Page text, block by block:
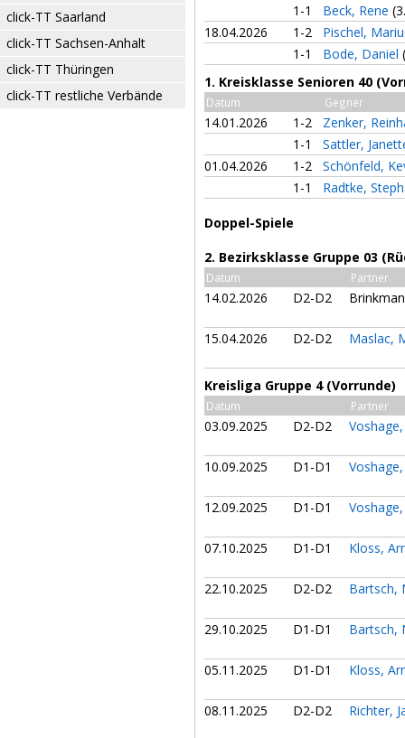
click-TT Saarland
click-TT Sachsen-Anhalt
click-TT Thüringen
click-TT restliche Verbände
1-1
Beck, Rene
18.04.2026
1-2
Pischel,
1-1
Bode, Daniel
1. Kreisklasse Senioren 40
Datum Gegner
14.01.2026 1-2
Zenker,
1-1
Sattler,
01.04.2026
1-2
Schönfeld,
1-1
Radtke,
Doppel-Spiele
2. Bezirksklasse Gruppe 03
Datum Partner
14.02.2026 D2-D2
15.04.2026 D2-D2 Maslac,
Kreisliga Gruppe 4 (Vorrunde)
Datum Partner
03.09.2025 D2-D2
10.09.2025 D1-D1
12.09.2025 D1-D1
07.10.2025 D1-D1 Kloss,
22.10.2025 D2-D2 Bartsch,
29.10.2025 D1-D1 Bartsch,
05.11.2025 D1-D1 Kloss,
08.11.2025 D2-D2 Richter,